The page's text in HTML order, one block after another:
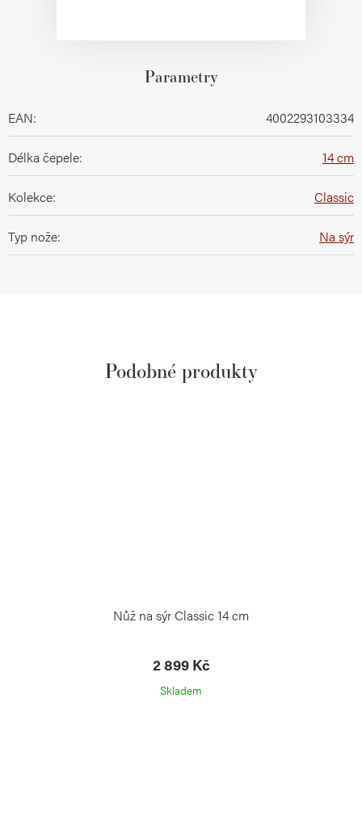
Parametry
EAN: 4002293103334
Délka čepele: 14 cm
Kolekce: Classic
Typ nože: Na sýr
Nůž na sýr Classic 14 cm
2 899 Kč
Skladem